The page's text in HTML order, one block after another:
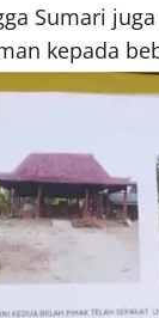
Sumari
kepada